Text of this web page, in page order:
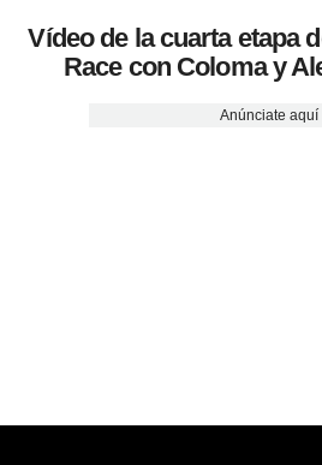
Vídeo de la cuarta etapa
Race con Coloma y
Anúnciate aquí